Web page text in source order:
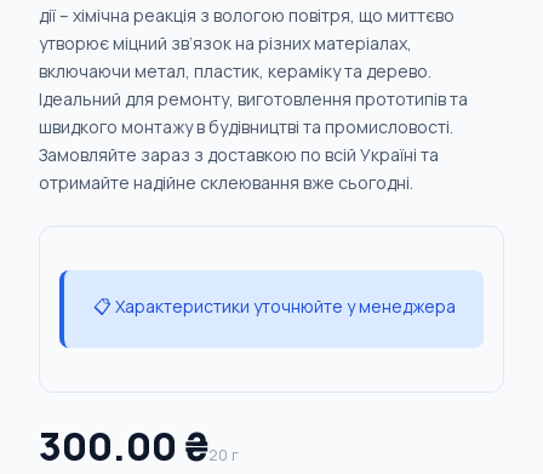
дії – хімічна реакція з вологою повітря, що миттєво
утворює міцний зв’язок на різних матеріалах,
включаючи метал, пластик, кераміку та дерево.
Ідеальний для ремонту, виготовлення прототипів та
швидкого монтажу в будівництві та промисловості.
Замовляйте зараз з доставкою по всій Україні та
отримайте надійне склеювання вже сьогодні.
📋 Характеристики уточнюйте у менеджера
300.00 ₴20 г